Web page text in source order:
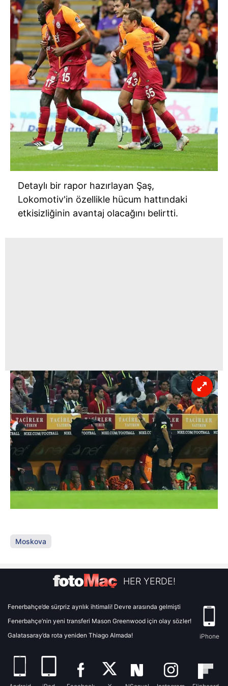
Çerezlere ilişkin tercihlerinizi aşağıda yer alan panel
vasıtasıyla belirleyebilirsiniz. Çerezlere ilişkin detaylı bilgi
için Ayarlar butonuna tıklayabilir,Çerez Bilgilendirme
Metnimiziziyaret edebilirsiniz.
6698 sayılı Kişisel Verilerin Korunması Kanunu uyarınca
hazırlanmış Aydınlatma Metnimizi okumak ve sitemizde
ilgili mevzuata uygun olarak kullanılan çerezlerle ilgili bilgi
almak için lütfentıklayınız.
Detaylı bir rapor hazırlayan Şaş,
Lokomotiv'in özellikle hücum hattındaki
etkisizliğinin avantaj olacağını belirtti.
Moskova
HER YERDE!
Fenerbahçe’de sürpriz ayrılık ihtimali! Devre arasında gelmişti
Fenerbahçe’nin yeni transferi Mason Greenwood için olay sözler!
Galatasaray’da rota yeniden Thiago Almada!
iPhone